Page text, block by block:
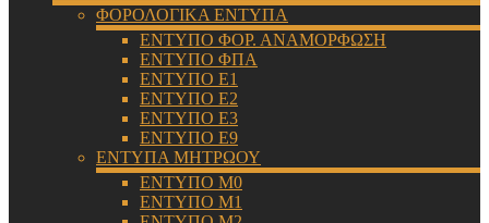
ΦΟΡΟΛΟΓΙΚΑ ΕΝΤΥΠΑ
ΕΝΤΥΠΟ ΦΟΡ. ΑΝΑΜΟΡΦΩΣΗ
ΕΝΤΥΠΟ ΦΠΑ
ΕΝΤΥΠΟ Ε1
ΕΝΤΥΠΟ Ε2
ΕΝΤΥΠΟ Ε3
ΕΝΤΥΠΟ Ε9
ΕΝΤΥΠΑ ΜΗΤΡΩΟΥ
ΕΝΤΥΠΟ Μ0
ΕΝΤΥΠΟ Μ1